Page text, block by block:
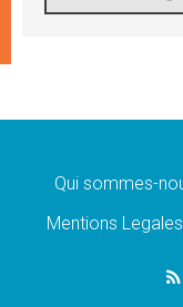
«La
Le
Qui sommes-
Mentions Legales